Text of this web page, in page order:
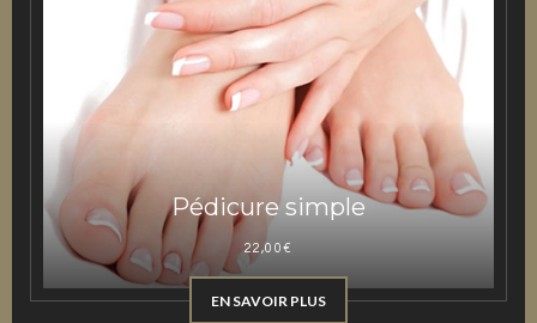
Pédicure simple
22,00€
EN SAVOIR PLUS